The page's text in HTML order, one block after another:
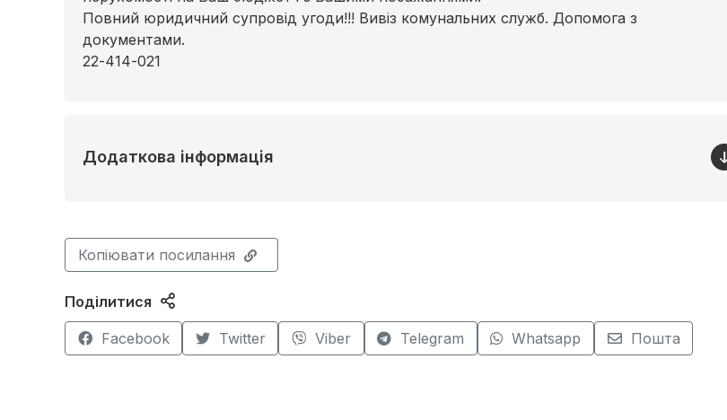
Повний юридичний супровід угоди!!! Вивіз комунальних служб. Допомога з
документами.
22-414-021
Додаткова інформація
Копіювати посилання
Поділитися
Facebook Twitter Viber Telegram Whatsapp Пошта